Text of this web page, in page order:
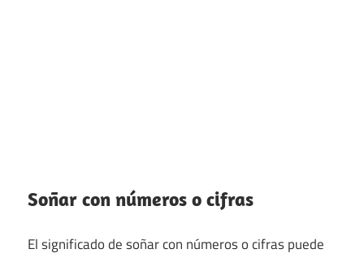
Soñar con números o cifras
El significado de soñar con números o cifras puede